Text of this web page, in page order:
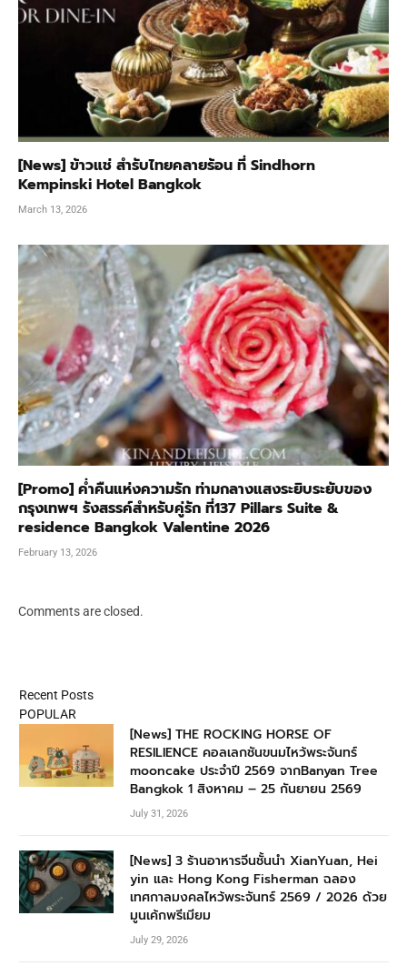
[News] ข้าวแช่ สำรับไทยคลายร้อน ที่ Sindhorn
Kempinski Hotel Bangkok
March 13, 2026
[Promo] ค่ำคืนแห่งความรัก ท่ามกลางแสงระยิบระยับของ
กรุงเทพฯ รังสรรค์สำหรับคู่รัก ที่137 Pillars Suite &
residence Bangkok Valentine 2026
February 13, 2026
Comments are closed.
Recent Posts
POPULAR
[News] THE ROCKING HORSE OF
RESILIENCE คอลเลกชันขนมไหว้พระจันทร์
mooncake ประจำปี 2569 จากBanyan Tree
Bangkok 1 สิงหาคม – 25 กันยายน 2569
July 31, 2026
[News] 3 ร้านอาหารจีนชั้นนำ XianYuan, Hei
yin และ Hong Kong Fisherman ฉลอง
เทศกาลมงคลไหว้พระจันทร์ 2569 / 2026 ด้วย
มูนเค้กพรีเมียม
July 29, 2026